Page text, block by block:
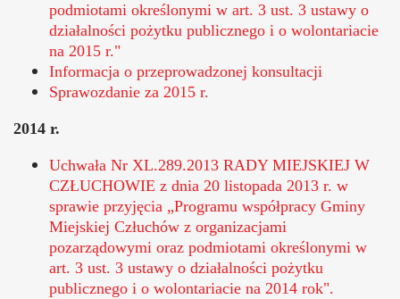
podmiotami określonymi w art. 3 ust. 3 ustawy o
działalności pożytku publicznego i o wolontariacie
na 2015 r."
Informacja o przeprowadzonej konsultacji
Sprawozdanie za 2015 r.
2014 r.
Uchwała Nr XL.289.2013 RADY MIEJSKIEJ W
CZŁUCHOWIE z dnia 20 listopada 2013 r. w
sprawie przyjęcia „Programu współpracy Gminy
Miejskiej Człuchów z organizacjami
pozarządowymi oraz podmiotami określonymi w
art. 3 ust. 3 ustawy o działalności pożytku
publicznego i o wolontariacie na 2014 rok".